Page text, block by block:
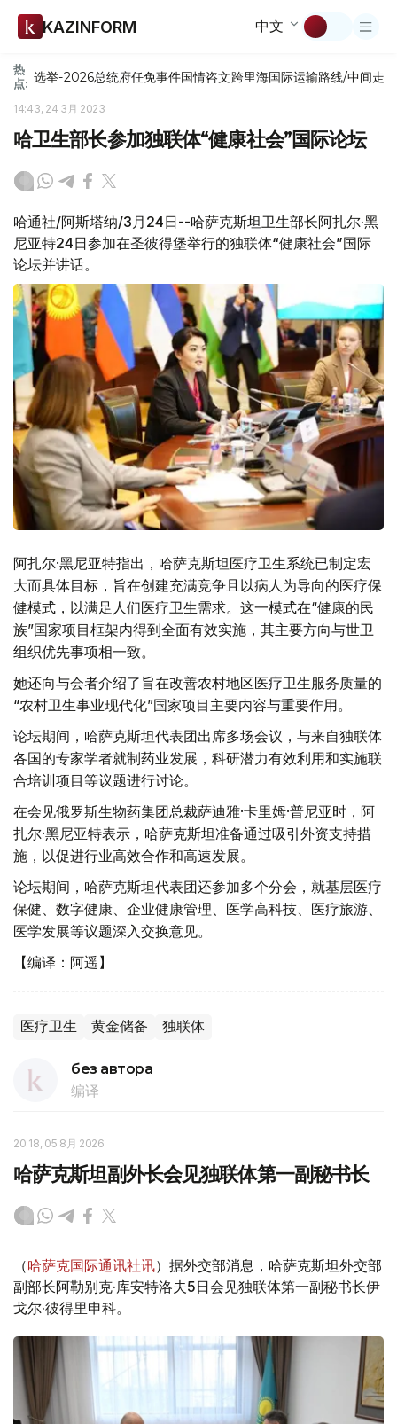
KAZINFORM 中文
热
点: 选举-2026总统府任免事件国情咨文跨里海国际运输路线/中间走廊
14:43, 24 3月 2023
哈卫生部长参加独联体“健康社会”国际论坛
哈通社/阿斯塔纳/3月24日--哈萨克斯坦卫生部长阿扎尔·黑
尼亚特24日参加在圣彼得堡举行的独联体“健康社会”国际
论坛并讲话。
阿扎尔·黑尼亚特指出，哈萨克斯坦医疗卫生系统已制定宏
大而具体目标，旨在创建充满竞争且以病人为导向的医疗保
健模式，以满足人们医疗卫生需求。这一模式在“健康的民
族”国家项目框架内得到全面有效实施，其主要方向与世卫
组织优先事项相一致。
她还向与会者介绍了旨在改善农村地区医疗卫生服务质量的
“农村卫生事业现代化”国家项目主要内容与重要作用。
论坛期间，哈萨克斯坦代表团出席多场会议，与来自独联体
各国的专家学者就制药业发展，科研潜力有效利用和实施联
合培训项目等议题进行讨论。
在会见俄罗斯生物药集团总裁萨迪雅·卡里姆·普尼亚时，阿
扎尔·黑尼亚特表示，哈萨克斯坦准备通过吸引外资支持措
施，以促进行业高效合作和高速发展。
论坛期间，哈萨克斯坦代表团还参加多个分会，就基层医疗
保健、数字健康、企业健康管理、医学高科技、医疗旅游、
医学发展等议题深入交换意见。
【编译：阿遥】
医疗卫生 黄金储备 独联体
без автора
编译
20:18, 05 8月 2026
哈萨克斯坦副外长会见独联体第一副秘书长
（哈萨克国际通讯社讯）据外交部消息，哈萨克斯坦外交部
副部长阿勒别克·库安特洛夫5日会见独联体第一副秘书长伊
戈尔·彼得里申科。